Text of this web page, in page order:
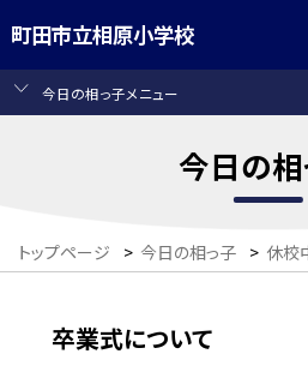
町田市立相原小学校
今日の相っ子メニュー
今日の相
トップページ > 今日の相っ子 > 休校
卒業式について